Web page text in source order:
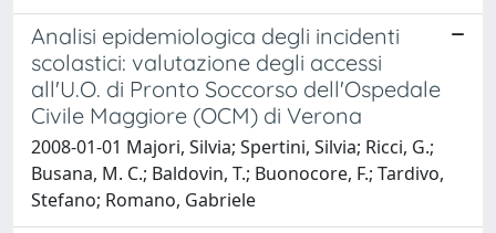
Analisi epidemiologica degli incidenti
scolastici: valutazione degli accessi
all'U.O. di Pronto Soccorso dell'Ospedale
Civile Maggiore (OCM) di Verona
2008-01-01 Majori, Silvia; Spertini, Silvia; Ricci, G.;
Busana, M. C.; Baldovin, T.; Buonocore, F.; Tardivo,
Stefano; Romano, Gabriele